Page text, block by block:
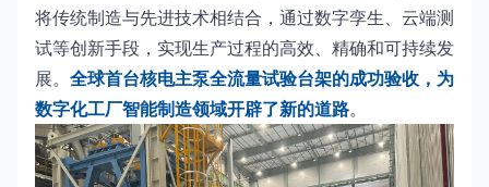
将传统制造与先进技术相结合，通过数字孪生、云端测
试等创新手段，实现生产过程的高效、精确和可持续发
展。 全球首台核电主泵全流量试验台架的成功验收，为
数字化工厂智能制造领域开辟了新的道路。